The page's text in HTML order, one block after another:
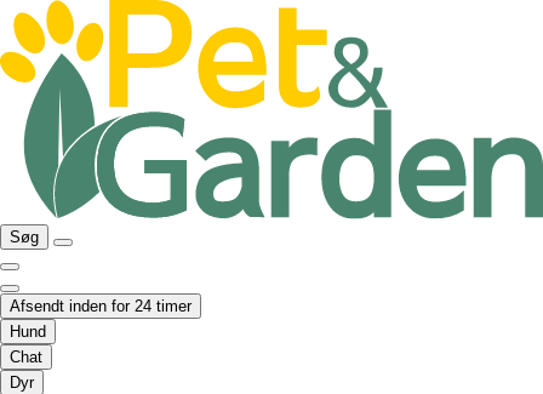
Søg
Afsendt inden for 24 timer
Hund
Chat
Dyr